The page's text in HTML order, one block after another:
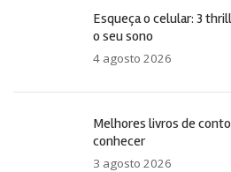
Esqueça o celular: 3
o seu sono
4 agosto 2026
Melhores livros de
conhecer
3 agosto 2026